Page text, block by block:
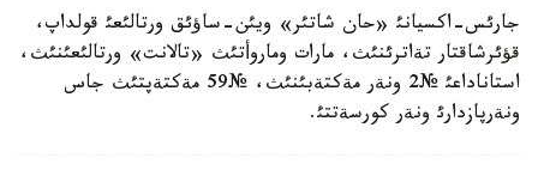
جارئس-اكسيانئ «حان شاتئر» ويئن-ساؤئق ورتالئعئ قولداپ،
قؤئرشاقتار تةاترئنئث، مارات وماروأتئث «تالانت» ورتالئعئنئث،
استاناداعئ №2 ونةر مةكتةبئنئث، №59 مةكتةپتئث جاس
ونةرپازدارئ ونةر كورسةتتئ.